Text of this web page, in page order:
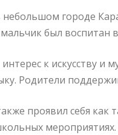
городе
был воспитан
к искусству и
Родители
проявил себя